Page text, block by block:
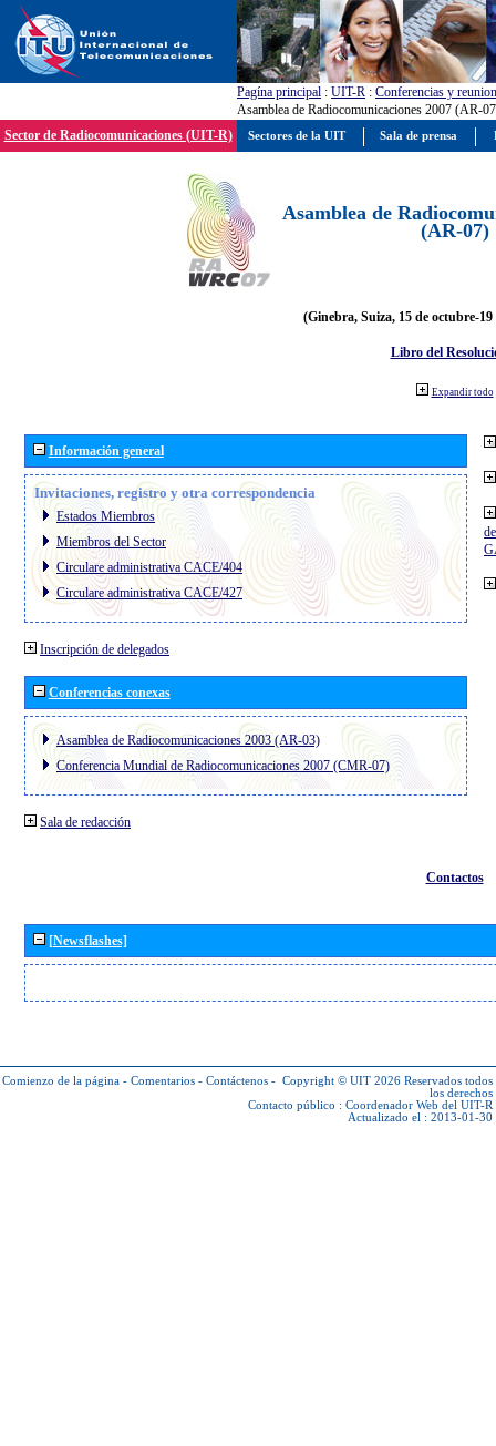
Pagína principal : UIT-R : Conferencias y
Asamblea de Radiocomunicaciones 2007 (AR-
Sector de Radiocomunicaciones (UIT-R)
Asamblea de
(AR-07)
(Ginebra, Suiza, 15 de octubre-19
Libro del
Expandir todo
Información general
Invitaciones, registro y otra correspondencia
Estados Miembros
Miembros del Sector
Circulare administrativa CACE/404
Circulare administrativa CACE/427
Inscripción de delegados
Conferencias conexas
Asamblea de Radiocomunicaciones 2003 (AR-03)
Conferencia Mundial de Radiocomunicaciones 2007 (CMR-07)
Sala de redacción
Contactos
[Newsflashes]
Comienzo de la página - Comentarios - Contáctenos - Copyright © UIT 2026 Reservados todos
los derechos
Contacto público : Coordenador Web del UIT-R
Actualizado el : 2013-01-30
Sectores de la UIT Sala de prensa